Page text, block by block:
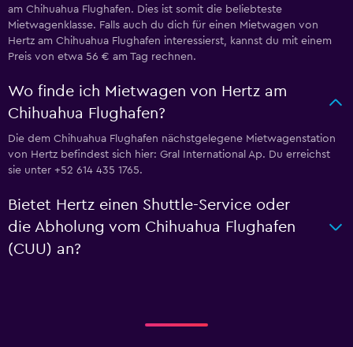
am Chihuahua Flughafen. Dies ist somit die beliebteste
Mietwagenklasse. Falls auch du dich für einen Mietwagen von
Hertz am Chihuahua Flughafen interessierst, kannst du mit einem
Preis von etwa 56 € am Tag rechnen.
Wo finde ich Mietwagen von Hertz am
Chihuahua Flughafen?
Die dem Chihuahua Flughafen nächstgelegene Mietwagenstation
von Hertz befindest sich hier: Gral International Ap. Du erreichst
sie unter +52 614 435 1765.
Bietet Hertz einen Shuttle-Service oder
die Abholung vom Chihuahua Flughafen
(CUU) an?